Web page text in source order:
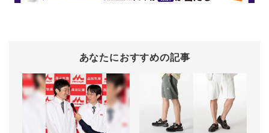
あなたにおすすめの記事